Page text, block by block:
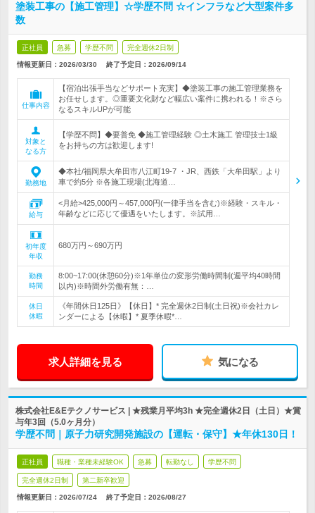
塗装工事の【施工管理】☆学歴不問 ☆インフラなど大型案件多
数
正社員 急募 学歴不問 完全週休2日制
情報更新日：2026/03/30 終了予定日： 2026/09/14
仕事内容
【宿泊出張手当などサポート充実】◆塗装工事の施工管理業務を
お任せします。◎重要文化財など幅広い案件に携われる！※さら
なるスキルUPが可能
対象と
なる方
【学歴不問】◆要普免 ◆施工管理経験 ◎土木施工 管理技士1級
をお持ちの方は歓迎します!
勤務地
◆本社/福岡県大牟田市八江町19-7 ・JR、西鉄「大牟田駅」より
車で約5分 ※各施工現場(北海道…
給与
<月給>425,000円～457,000円(一律手当を含む)※経験・スキル・
年齢などに応じて優遇をいたします。※試用…
初年度
年収
680万円～690万円
勤務
時間
8:00~17:00(休憩60分)※1年単位の変形労働時間制(週平均40時間
以内)※時間外労働有無：…
休日
休暇
《年間休日125日》【休日】* 完全週休2日制(土日祝)※会社カレ
ンダーによる【休暇】* 夏季休暇*…
求人詳細を見る 気になる
株式会社E&Eテクノサービス | ★残業月平均3h ★完全週休2日（土日）★賞
与年3回（5.0ヶ月分）
学歴不問｜原子力研究開発施設の【運転・保守】★年休130日！
正社員 職種・業種未経験OK 急募 転勤なし 学歴不問
完全週休2日制 第二新卒歓迎
情報更新日：2026/07/24 終了予定日： 2026/08/27